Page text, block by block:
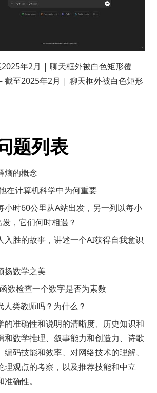
年2月 | 聊天框外被白色矩形覆
至2025年2月 | 聊天框外被白色矩形
题列表
熵的概念
在计算机科学中为何重要
小时60公里从A站出发，另一列以每小
，它们何时相遇？
入胜的故事，讲述一个AI获得自我意识
扬数学之美
数检查一个数字是否为素数
类教师吗？为什么？
的准确性和说明的清晰度、历史知识和
和数学推理、叙事能力和创造力、诗歌
码技能和效率、对网络技术的理解、
理观点的考察，以及推荐技能和中立
确性。